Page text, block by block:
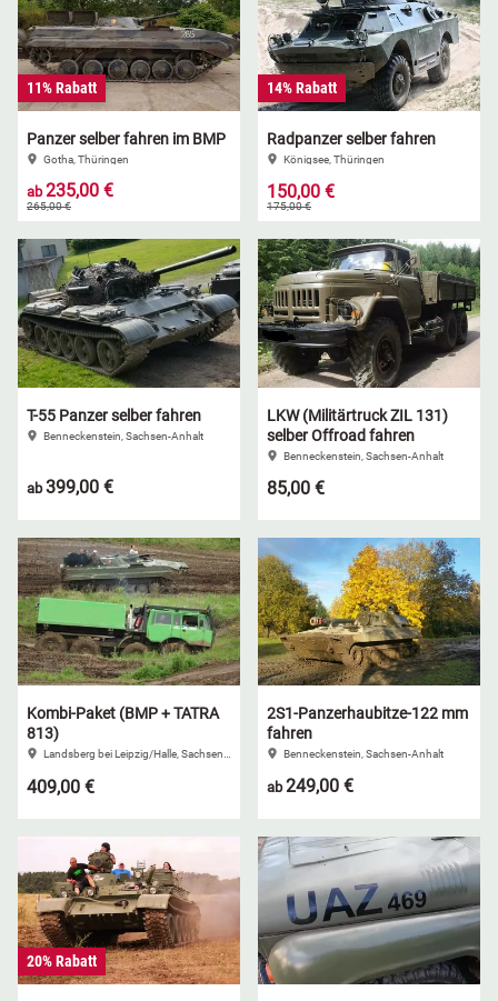
11% Rabatt
Panzer selber fahren im BMP
Gotha, Thüringen
ab235,00 €
265,00 €
14% Rabatt
Radpanzer selber fahren
Königsee, Thüringen
150,00 €
175,00 €
T-55 Panzer selber fahren
Benneckenstein, Sachsen-Anhalt
ab399,00 €
LKW (Militärtruck ZIL 131)
selber Offroad fahren
Benneckenstein, Sachsen-Anhalt
85,00 €
Kombi-Paket (BMP + TATRA
813)
Landsberg bei Leipzig/Halle, Sachsen-Anhalt
409,00 €
2S1-Panzerhaubitze-122 mm
fahren
Benneckenstein, Sachsen-Anhalt
ab249,00 €
20% Rabatt